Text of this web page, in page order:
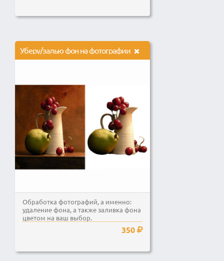
Уберу/залью фон на фотографии
Обработка фотографий, а именно:
удаление фона, а также заливка фона
цветом на ваш выбор.
350